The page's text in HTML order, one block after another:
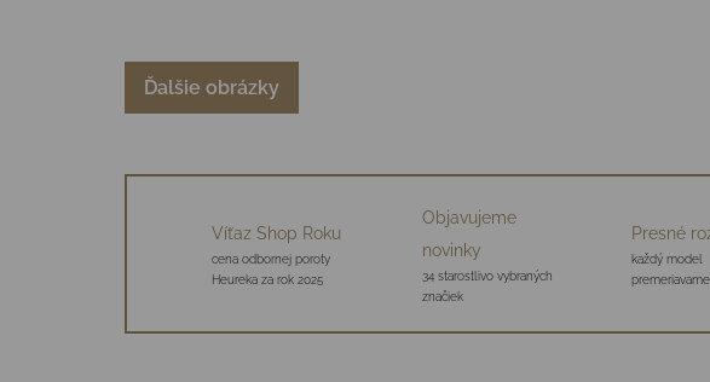
Ďalšie obrázky
Víťaz Shop Roku
cena odbornej poroty
Heureka za rok 2025
Objavujeme
novinky
34 starostlivo vybraných
značiek
Presné
každý model
premeriavame